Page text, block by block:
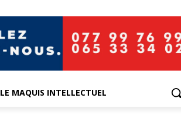
LE MAQUIS INTELLECTUEL